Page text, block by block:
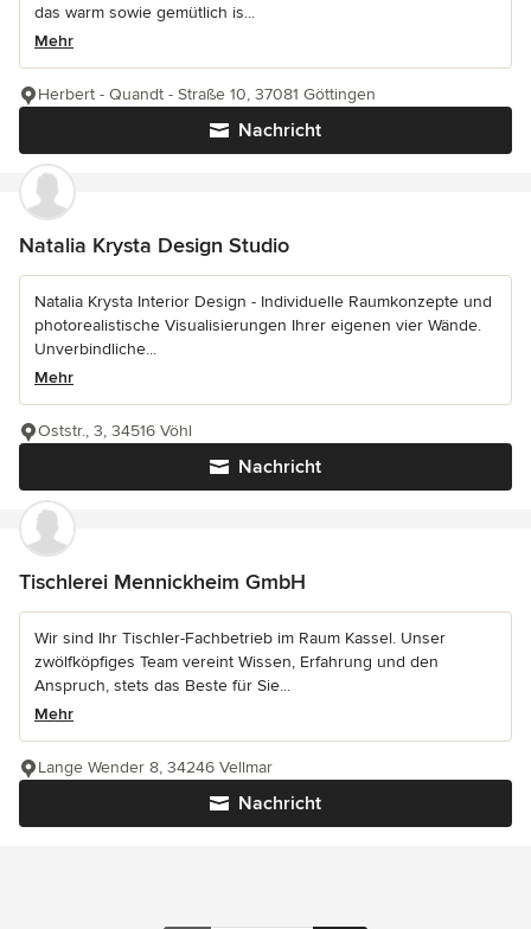
das warm sowie gemütlich is...
Mehr
Nachricht
Herbert - Quandt - Straße 10, 37081 Göttingen
Natalia Krysta Design Studio
Natalia Krysta Interior Design - Individuelle Raumkonzepte und
photorealistische Visualisierungen Ihrer eigenen vier Wände.
Unverbindliche...
Mehr
Nachricht
Oststr., 3, 34516 Vöhl
Tischlerei Mennickheim GmbH
Wir sind Ihr Tischler-Fachbetrieb im Raum Kassel. Unser
zwölfköpfiges Team vereint Wissen, Erfahrung und den
Anspruch, stets das Beste für Sie...
Mehr
Nachricht
Lange Wender 8, 34246 Vellmar